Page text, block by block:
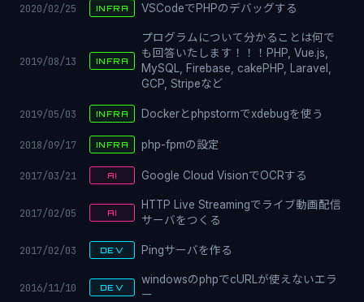
2020/02/25 INFRA VSCodeでPHPのデバッグする
2019/08/13 INFRA
プログラムについて分かることは何で
も回答いたします！！！PHP, Vue.js,
MySQL, Firebase, cakePHP, Laravel,
GCP, Stripeなど
2019/05/03 INFRA Dockerとphpstormでxdebugを使う
2018/09/17 INFRA php-fpmの設定
2017/03/21 AI Google Cloud VisionでOCRする
2017/02/05 AI
HTTP Live Streamingでライブ動画配信
サーバをつくる
2017/02/03 DEV Pingサーバを作る
2016/11/10 DEV
windowsのphpでcURLが使えないエラ
ー